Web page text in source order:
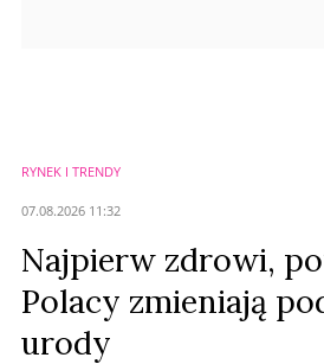
RYNEK I TRENDY
07.08.2026 11:32
Najpierw zdrowi,
Polacy zmieniają
urody